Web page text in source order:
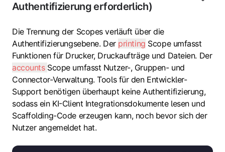
Authentifizierung erforderlich)
Die Trennung der Scopes verläuft über die
Authentifizierungsebene. Der printing Scope umfasst
Funktionen für Drucker, Druckaufträge und Dateien. Der
accounts Scope umfasst Nutzer-, Gruppen- und
Connector-Verwaltung. Tools für den Entwickler-
Support benötigen überhaupt keine Authentifizierung,
sodass ein KI-Client Integrationsdokumente lesen und
Scaffolding-Code erzeugen kann, noch bevor sich der
Nutzer angemeldet hat.